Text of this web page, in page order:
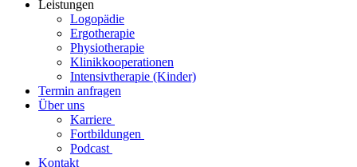
Leistungen
Logopädie
Ergotherapie
Physiotherapie
Klinikkooperationen
Intensivtherapie (Kinder)
Termin anfragen
Über uns
Karriere
Fortbildungen
Podcast
Kontakt